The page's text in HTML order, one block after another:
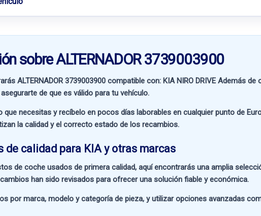
sobre ALTERNADOR 3739003900
ALTERNADOR 3739003900 compatible con: KIA NIRO DRIVE Además de
de que es válido para tu vehículo.
que necesitas y recíbelo en pocos días laborables en cualquier punto de
la calidad y el correcto estado de los recambios.
de calidad para KIA y otras marcas
de coche usados de primera calidad, aquí encontrarás una amplia
han sido revisados para ofrecer una solución fiable y económica.
pormarca, modelo y categoría de pieza, y utilizar opciones avanzadas